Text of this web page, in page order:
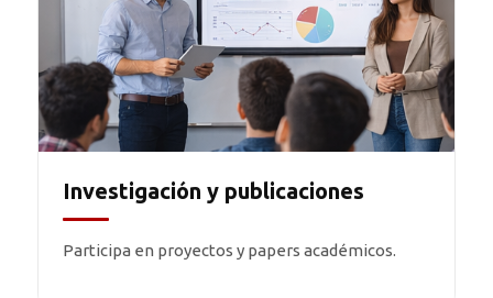
Investigación y publicaciones
Participa en proyectos y papers académicos.